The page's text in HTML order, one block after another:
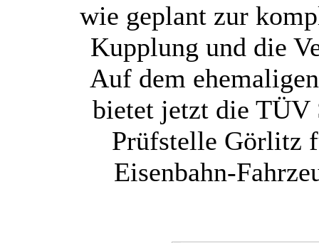
wie geplant zur
Kupplung und die
Auf dem
bietet jetzt die
Prüfstelle Görlitz
Eisenbahn-